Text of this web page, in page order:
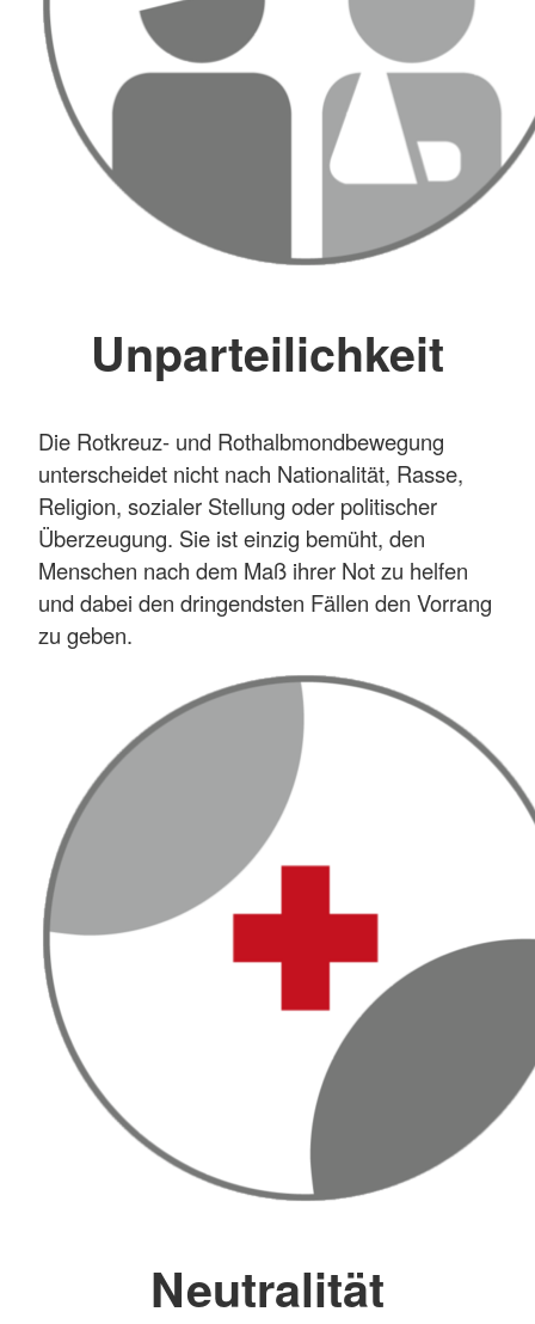
Unparteilichkeit
Die Rotkreuz- und Rothalbmondbewegung
unterscheidet nicht nach Nationalität, Rasse,
Religion, sozialer Stellung oder politischer
Überzeugung. Sie ist einzig bemüht, den
Menschen nach dem Maß ihrer Not zu helfen
und dabei den dringendsten Fällen den Vorrang
zu geben.
Neutralität